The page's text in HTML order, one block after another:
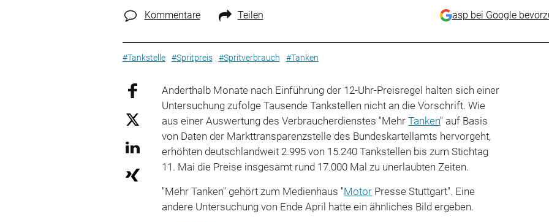
Kommentare Teilen asp bei Google
#Tankstelle #Spritpreis #Spritverbrauch #Tanken
Anderthalb Monate nach Einführung der 12-Uhr-Preisregel halten sich einer
Untersuchung zufolge Tausende Tankstellen nicht an die Vorschrift. Wie
aus einer Auswertung des Verbraucherdienstes "MehrTanken" auf Basis
von Daten der Markttransparenzstelle des Bundeskartellamts hervorgeht,
erhöhten deutschlandweit 2.995 von 15.240 Tankstellen bis zum Stichtag
11. Mai die Preise insgesamt rund 17.000 Mal zu unerlaubten Zeiten.
"Mehr Tanken" gehört zum Medienhaus "Motor Presse Stuttgart". Eine
andere Untersuchung von Ende April hatte ein ähnliches Bild ergeben.